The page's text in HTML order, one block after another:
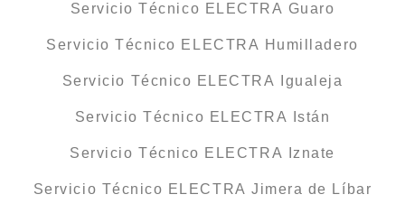
Servicio Técnico ELECTRA Guaro
Servicio Técnico ELECTRA Humilladero
Servicio Técnico ELECTRA Igualeja
Servicio Técnico ELECTRA Istán
Servicio Técnico ELECTRA Iznate
Servicio Técnico ELECTRA Jimera de Líbar